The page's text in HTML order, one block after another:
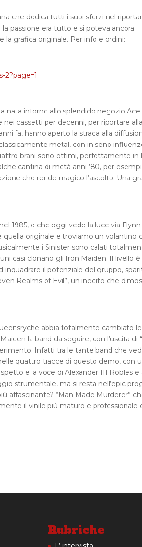
che dedica tutti i suoi sforzi nel
passione era tutto e si poteva ancora
grafica originale. Per info e ordini:
2?page=1
nata intorno allo splendido negozio Ace
cassetti per decenni, per riportare alla
fa, hanno aperto la strada alla
metal, con in seno
brani sono ottimi, perfettamente in
cantina di metà anni ’80, per
che rende magico l’ascolto. Una
1985, e che oggi vede la luce via Flynn
originale e troviamo un volantino
i Sinister sono calati
casi clonano gli Iron Maiden. Il livello è
il potenziale del gruppo,
Realms of Evil”, un inedito che
abbia totalmente cambiato le
la band da seguire, con l’uscita di
Infatti tra le tante band che
quattro tracce di questo demo, con
e la voce di Alexander III Robles è
strumentale, ma si resta nell’epic
affascinante? “Man Made Murderer”
il vinile più maturo e professionale
Rubriche